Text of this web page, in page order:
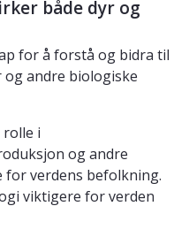
både dyr og
for å forstå og bidra til
andre biologiske
i
og andre
for verdens befolkning.
viktigere for verden